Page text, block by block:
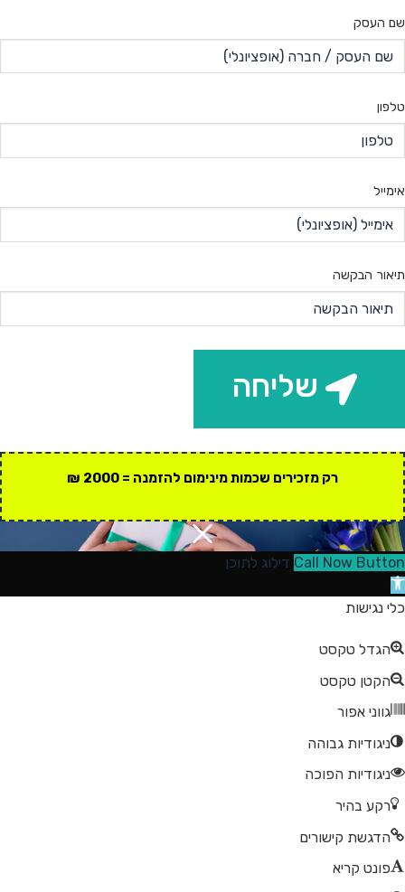
שם העסק
טלפון
אימייל
תיאור הבקשה
שליחה
רק מזכירים שכמות מינימום להזמנה = 2000 ₪
Call Now Button דילוג לתוכן
פתח
סרגל
כלי נגישות
הגדל טקסט
הקטן טקסט
גווני אפור
ניגודיות גבוהה
ניגודיות הפוכה
רקע בהיר
הדגשת קישורים
פונט קריא